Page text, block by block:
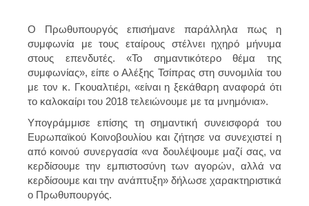
Ο Πρωθυπουργός επισήμανε παράλληλα πως η
συμφωνία με τους εταίρους στέλνει ηχηρό μήνυμα
στους επενδυτές. «Το σημαντικότερο θέμα της
συμφωνίας», είπε ο Αλέξης Τσίπρας στη συνομιλία του
με τον κ. Γκουαλτιέρι, «είναι η ξεκάθαρη αναφορά ότι
το καλοκαίρι του 2018 τελειώνουμε με τα μνημόνια».
Υπογράμμισε επίσης τη σημαντική συνεισφορά του
Ευρωπαϊκού Κοινοβουλίου και ζήτησε να συνεχιστεί η
από κοινού συνεργασία «να δουλέψουμε μαζί σας, να
κερδίσουμε την εμπιστοσύνη των αγορών, αλλά να
κερδίσουμε και την ανάπτυξη» δήλωσε χαρακτηριστικά
ο Πρωθυπουργός.